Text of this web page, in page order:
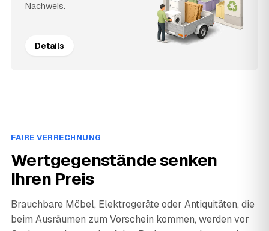
Nachweis.
Details
FAIRE VERRECHNUNG
Wertgegenstände senken
Ihren Preis
Brauchbare Möbel, Elektrogeräte oder Antiquitäten, die
beim Ausräumen zum Vorschein kommen, werden vor